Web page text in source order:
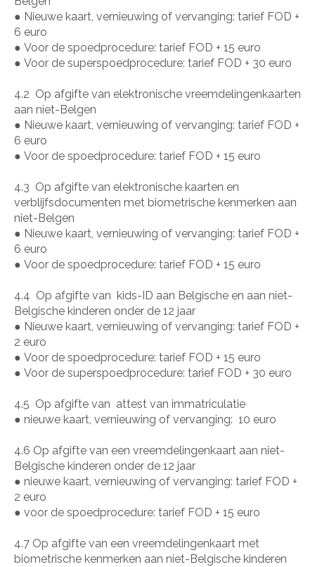
● Nieuwe kaart, vernieuwing of vervanging: tarief FOD +
6 euro
● Voor de spoedprocedure: tarief FOD + 15 euro
● Voor de superspoedprocedure: tarief FOD + 30 euro
4.2 Op afgifte van elektronische vreemdelingenkaarten
aan niet-Belgen
● Nieuwe kaart, vernieuwing of vervanging: tarief FOD +
6 euro
● Voor de spoedprocedure: tarief FOD + 15 euro
4.3 Op afgifte van elektronische kaarten en
verblijfsdocumenten met biometrische kenmerken aan
niet-Belgen
● Nieuwe kaart, vernieuwing of vervanging: tarief FOD +
6 euro
● Voor de spoedprocedure: tarief FOD + 15 euro
4.4 Op afgifte van kids-ID aan Belgische en aan niet-
Belgische kinderen onder de 12 jaar
● Nieuwe kaart, vernieuwing of vervanging: tarief FOD +
2 euro
● Voor de spoedprocedure: tarief FOD + 15 euro
● Voor de superspoedprocedure: tarief FOD + 30 euro
4.5 Op afgifte van attest van immatriculatie
● nieuwe kaart, vernieuwing of vervanging: 10 euro
4.6 Op afgifte van een vreemdelingenkaart aan niet-
Belgische kinderen onder de 12 jaar
● nieuwe kaart, vernieuwing of vervanging: tarief FOD +
2 euro
● voor de spoedprocedure: tarief FOD + 15 euro
4.7 Op afgifte van een vreemdelingenkaart met
biometrische kenmerken aan niet-Belgische kinderen